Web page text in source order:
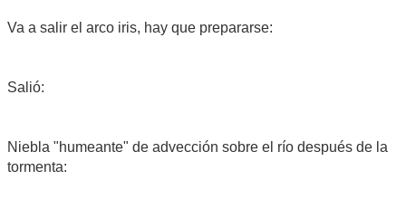
Va a salir el arco iris, hay que prepararse:
Salió:
Niebla "humeante" de advección sobre el río después de la
tormenta: